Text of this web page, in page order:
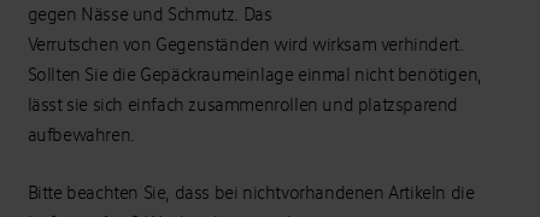
gegen Nässe und Schmutz. Das
Verrutschen von Gegenständen wird wirksam verhindert.
Sollten Sie die Gepäckraumeinlage einmal nicht benötigen,
lässt sie sich einfach zusammenrollen und platzsparend
aufbewahren.
Bitte beachten Sie, dass bei nichtvorhandenen Artikeln die